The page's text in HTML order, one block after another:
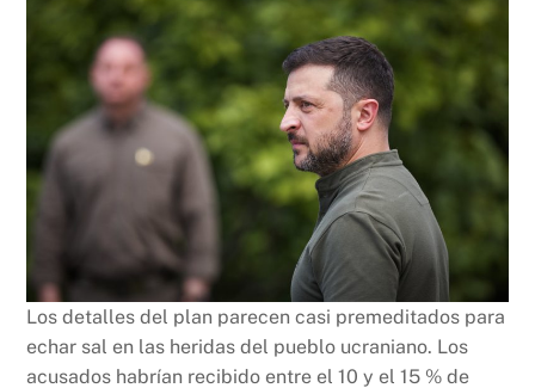
Los detalles del plan parecen casi premeditados para
echar sal en las heridas del pueblo ucraniano. Los
acusados habrían recibido entre el 10 y el 15 % de